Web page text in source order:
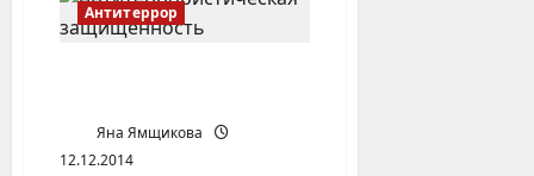
(Башкирия)
Антитеррор
Яна Ямщикова
12.12.2014